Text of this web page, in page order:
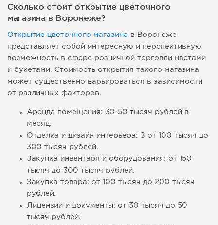
Сколько стоит открытие цветочного
магазина в Воронеже?
Открытие цветочного магазина в Воронеже
представляет собой интересную и перспективную
возможность в сфере розничной торговли цветами
и букетами. Стоимость открытия такого магазина
может существенно варьироваться в зависимости
от различных факторов.
Аренда помещения: 30-50 тысяч рублей в
месяц.
Отделка и дизайн интерьера: З от 100 тысяч до
300 тысяч рублей.
Закупка инвентаря и оборудования: от 150
тысяч до 300 тысяч рублей.
Закупка товара: от 100 тысяч до 200 тысяч
рублей.
Лицензии и документы: от 30 тысяч до 50
тысяч рублей.